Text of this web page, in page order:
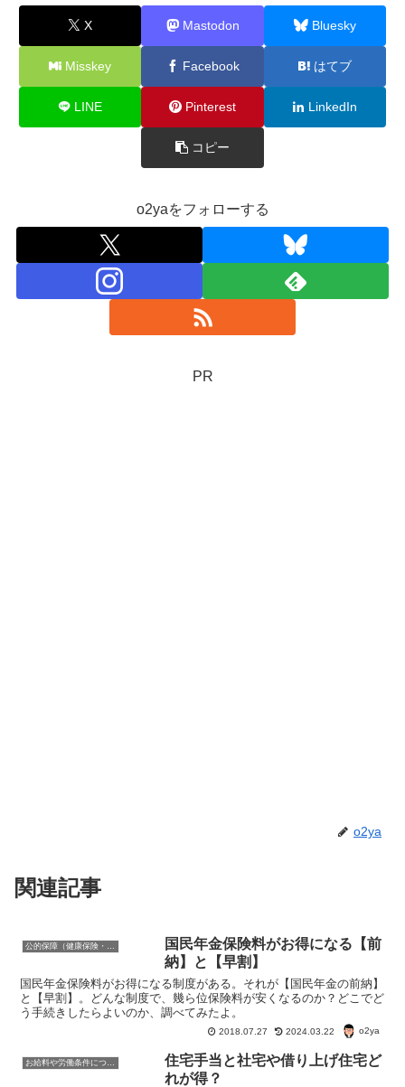
X Mastodon Bluesky
Misskey Facebook はてブ
LINE Pinterest LinkedIn
コピー
o2yaをフォローする
PR
o2ya
関連記事
国民年金保険料がお得になる【前
納】と【早割】
国民年金保険料がお得になる制度がある。それが【国民年金の前納】
と【早割】。どんな制度で、幾ら位保険料が安くなるのか？どこでど
う手続きしたらよいのか、調べてみたよ。
2018.07.27 2024.03.22 o2ya
お給料や労働条件について知ろう
住宅手当と社宅や借り上げ住宅ど
れが得？